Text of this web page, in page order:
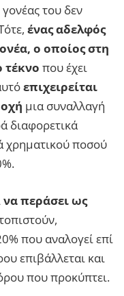
του δεν
ένας αδελφός
ο οποίος στη
τέκνο που έχει
επιχειρείται
μια συναλλαγή
διαφορετικά
ποσού
να περάσει ως
που αναλογεί επί
επιβάλλεται και
που προκύπτει.